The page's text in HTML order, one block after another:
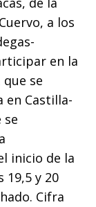
a los
en la
se
en Castilla-
se
inicio de la
19,5 y 20
Cifra